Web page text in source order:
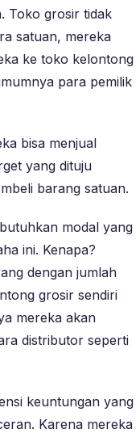
Toko grosir tidak
satuan, mereka
ke toko kelontong
para pemilik
bisa menjual
yang dituju
barang satuan.
modal yang
ini. Kenapa?
dengan jumlah
grosir sendiri
mereka akan
distributor seperti
keuntungan yang
Karena mereka